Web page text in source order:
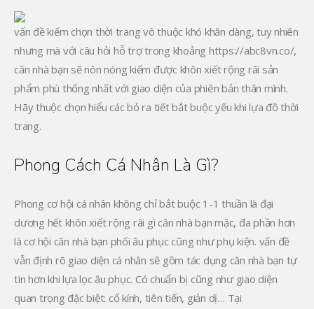
vấn đề kiếm chọn thời trang vô thuộc khó khăn dàng, tuy nhiên
nhưng mà với câu hỏi hỗ trợ trong khoảng https://abc8vn.co/,
căn nhà bạn sẽ nôn nóng kiếm được khôn xiết rộng rãi sản
phẩm phù thống nhất với giao diện của phiên bản thân mình.
Hãy thuộc chọn hiểu các bỏ ra tiết bắt buộc yếu khi lựa đồ thời
trang.
Phong Cách Cá Nhân Là Gì?
Phong cơ hội cá nhân không chỉ bắt buộc 1-1 thuần là đại
dương hết khôn xiết rộng rãi gì căn nhà bạn mặc, đa phần hơn
là cơ hội căn nhà bạn phối âu phục cũng như phụ kiện. vấn đề
vẫn định rõ giao diện cá nhân sẽ gồm tác dụng căn nhà bạn tự
tin hơn khi lựa lọc âu phục. Có chuẩn bị cũng như giao diện
quan trọng đặc biệt: cổ kính, tiên tiến, giản dị… Tại